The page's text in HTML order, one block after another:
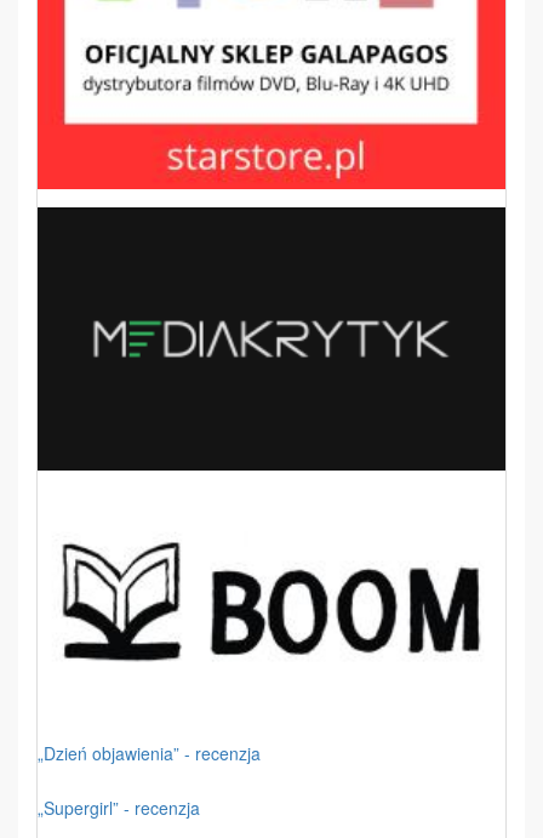
„Dzień objawienia” - recenzja
„Supergirl” - recenzja